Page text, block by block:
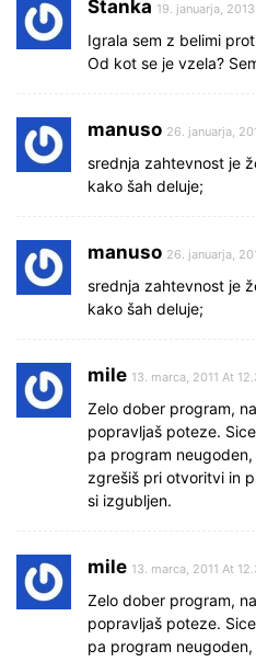
Stanka 19. januarja,
Igrala sem z belimi
Od kot se je vzela?
manuso 26. januarja,
srednja zahtevnost je
kako šah deluje;
manuso 26. januarja,
srednja zahtevnost je
kako šah deluje;
mile 13. marca, 2011 At
Zelo dober program,
popravljaš poteze.
pa program
zgrešiš pri otvoritvi in
si izgubljen.
mile 13. marca, 2011 At
Zelo dober program,
popravljaš poteze.
pa program